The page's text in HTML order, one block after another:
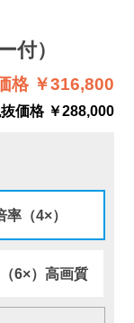
付）
格 ￥316,800
価格 ￥288,000
率（4×）
6×）高画質